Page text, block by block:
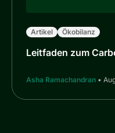
Artikel Ökobilanz
Leitfaden zum
Asha Ramachandran •